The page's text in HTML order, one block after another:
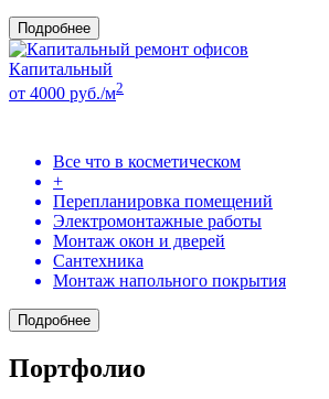
Подробнее
Капитальный
от 4000 руб./м2
Все что в косметическом
+
Перепланировка помещений
Электромонтажные работы
Монтаж окон и дверей
Сантехника
Монтаж напольного покрытия
Подробнее
Портфолио